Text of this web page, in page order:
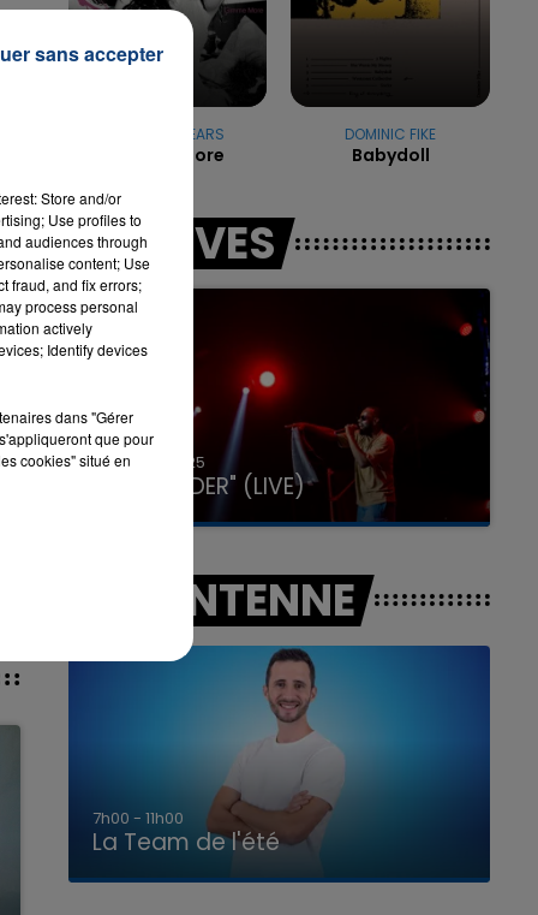
LA TEAM DE L'ÉTÉ
BRITNEY SPEARS
Gimme More
DOMINIC FIKE
Babydoll
LES LIVES
31 janvier 2025
GIMS "SPIDER" (LIVE)
A L'ANTENNE
7h00 - 11h00
La Team de l'été
Store and/or
Use profiles to
audiences through
content; Use
fraud, and fix errors;
process personal
actively
Identify devices
dans "Gérer
que pour
cookies" situé en
sans accepter